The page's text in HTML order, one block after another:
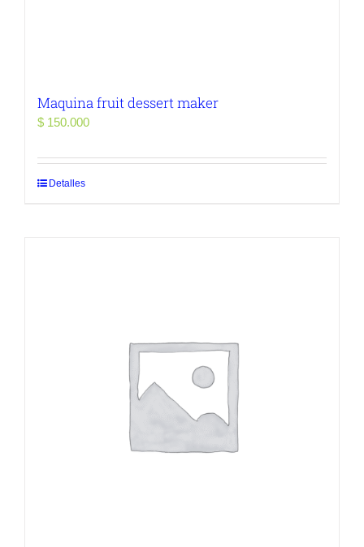
Maquina fruit dessert maker
$ 150.000
Detalles